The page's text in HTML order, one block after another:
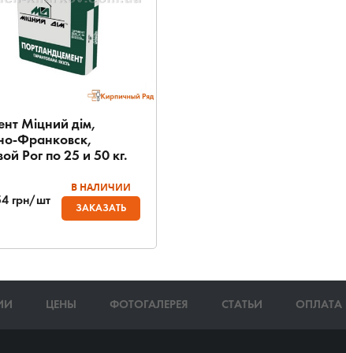
Міцний дім,
Франковск,
Рог по 25 и 50 кг.
грн/шт
В НАЛИЧИИ
ЗАКАЗАТЬ
ЦЕНЫ ФОТОГАЛЕРЕЯ СТАТЬИ ОПЛАТА